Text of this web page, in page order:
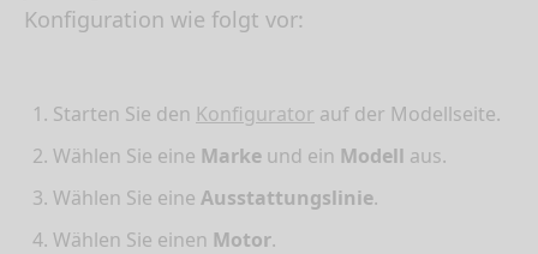
Konfiguration wie folgt vor:
Starten Sie den Konfigurator auf der Modellseite.
Wählen Sie eine Marke und ein Modell aus.
Wählen Sie eine Ausstattungslinie.
Wählen Sie einen Motor.